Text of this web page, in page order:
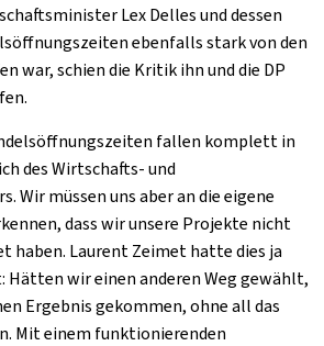
Lex Delles und dessen
ebenfalls stark von den
war, schien die Kritik ihn und die DP
fallen komplett in
des Wirtschafts- und
Wir müssen uns aber an die eigene
dass wir unsere Projekte nicht
haben. Laurent Zeimet hatte dies ja
wir einen anderen Weg gewählt,
Ergebnis gekommen, ohne all das
Mit einem funktionierenden